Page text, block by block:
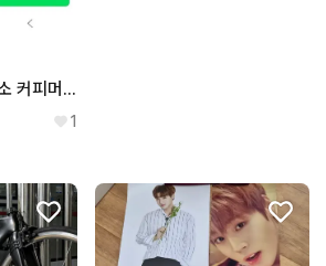
매직 쉐프 에스프레소 커피머신기
1